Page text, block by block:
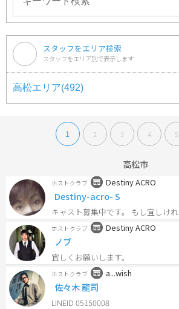
ラ/
ホ
ト/
パ
ブ/
バ
スタッフをエリア検索
スタッフをエリア別で表示します
1 2 3 4 5
高松市
ホストクラブ Destiny ACRO
Destiny-acro- S
ホストクラブ Destiny ACRO
ノブ
宜しくお願いします。
ホストクラブ a...wish
佐々木 龍司
LINEID 05150008